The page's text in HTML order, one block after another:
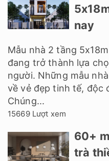
nay
Mẫu nhà 2 tầng
đang trở thành lựa
người. Những mẫu
về vẻ đẹp tinh tế, độc
Chúng...
15669 Lượt xem
60+
trà